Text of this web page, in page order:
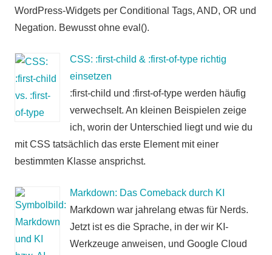
WordPress-Widgets per Conditional Tags, AND, OR und
Negation. Bewusst ohne eval().
CSS: :first-child & :first-of-type richtig
einsetzen
:first-child und :first-of-type werden häufig
verwechselt. An kleinen Beispielen zeige
ich, worin der Unterschied liegt und wie du
mit CSS tatsächlich das erste Element mit einer
bestimmten Klasse ansprichst.
Markdown: Das Comeback durch KI
Markdown war jahrelang etwas für Nerds.
Jetzt ist es die Sprache, in der wir KI-
Werkzeuge anweisen, und Google Cloud